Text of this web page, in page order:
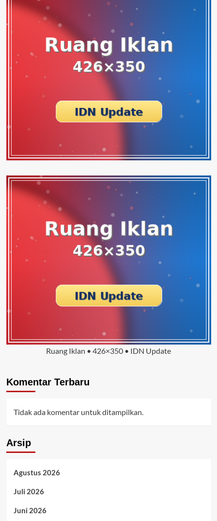
Ruang Iklan • 426×350 • IDN Update
Komentar Terbaru
Tidak ada komentar untuk ditampilkan.
Arsip
Agustus 2026
Juli 2026
Juni 2026